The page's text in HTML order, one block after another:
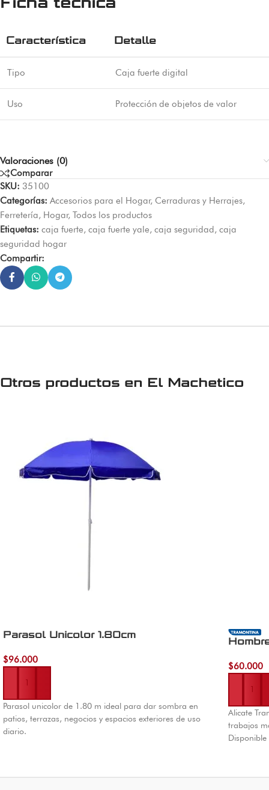
Característica Detalle
Tipo Caja fuerte digital
Uso Protección de objetos de valor
Valoraciones (0)
Comparar
SKU: 35100
Categorías: Accesorios para el Hogar, Cerraduras y Herrajes,
Ferretería, Hogar, Todos los productos
Etiquetas: caja fuerte, caja fuerte yale, caja seguridad, caja
seguridad hogar
Compartir:
Otros productos en El Machetico
Parasol Unicolor 1.80cm
$96.000
Añadir al carrito
Parasol unicolor de 1.80 m ideal para dar sombra en
patios, terrazas, negocios y espacios exteriores de uso
diario.
$60.000
Añadir al
Alicate
trabajos